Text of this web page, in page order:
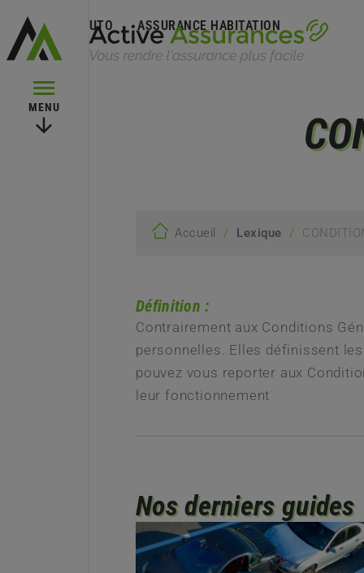
MENU
ASSURANCE AUTO ASSURANCE HABITATION
Accueil / Lexique /
Définition :
Contrairement aux Conditions
personnelles. Elles définissent
pouvez vous reporter aux
leur fonctionnement
Nos derniers guides